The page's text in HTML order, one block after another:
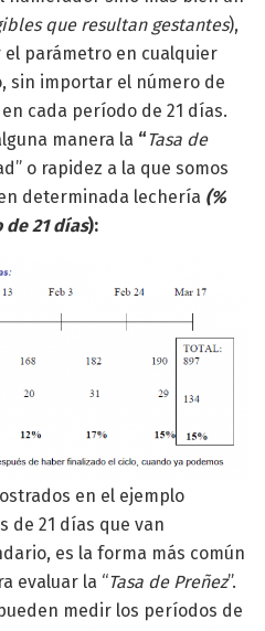
que resultan gestantes),
parámetro en cualquier
sin importar el número de
cada período de 21 días.
manera la “Tasa de
o rapidez a la que somos
determinada lechería (%
de 21 días):
en el ejemplo
de 21 días que van
es la forma más común
evaluar la “Tasa de Preñez”.
medir los períodos de